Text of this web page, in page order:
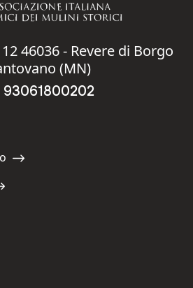
46036 - Revere di Borgo
(MN)
93061800202